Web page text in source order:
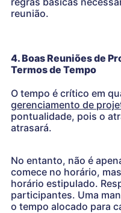
reunião.
4. Boas Reuniões de
Termos de Tempo
O tempo é crítico em
gerenciamento de
pontualidade, pois o
atrasará.
No entanto, não é
comece no horário,
horário estipulado.
participantes. Uma
o tempo alocado para